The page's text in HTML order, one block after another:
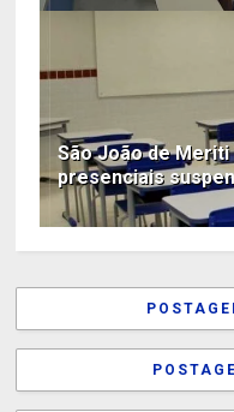
São João de
presenciais